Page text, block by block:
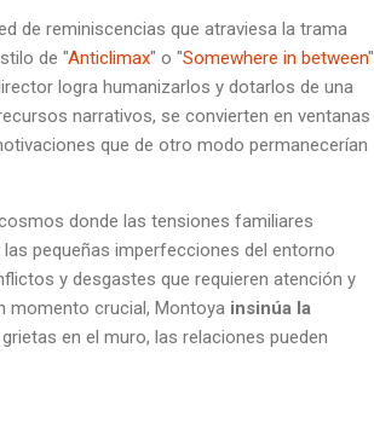
de reminiscencias que atraviesa la trama
de "Anticlimax" o "Somewhere in between".
logra humanizarlos y dotarlos de una
narrativos, se convierten en ventanas
que de otro modo permanecerían
donde las tensiones familiares
pequeñas imperfecciones del entorno
y desgastes que requieren atención y
momento crucial, Montoya insinúa la
en el muro, las relaciones pueden